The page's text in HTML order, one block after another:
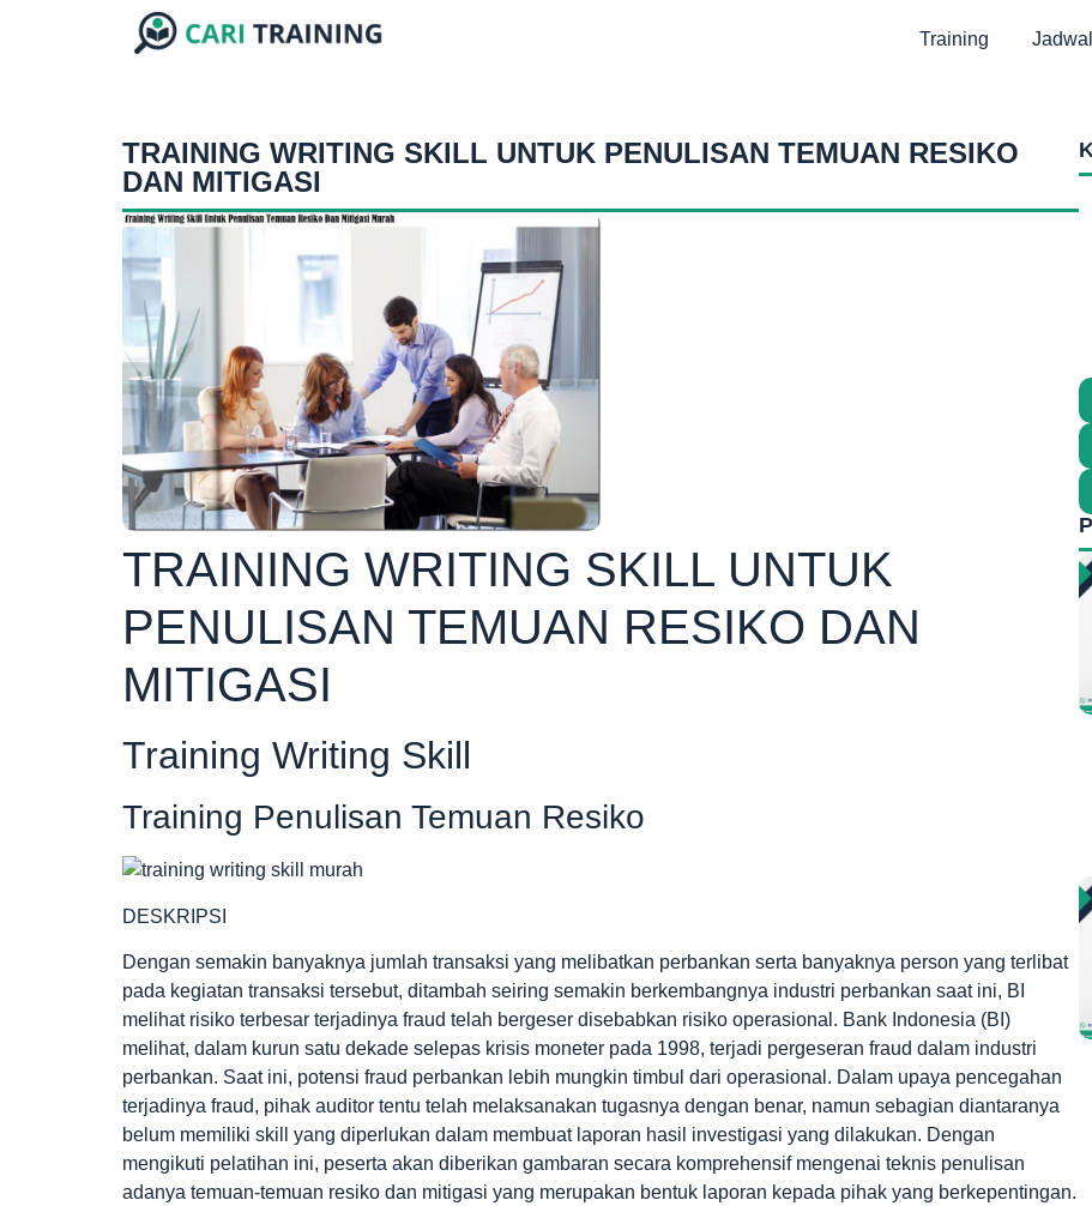
Training Jadwal
TRAINING WRITING SKILL UNTUK PENULISAN TEMUAN RESIKO
DAN MITIGASI
TRAINING WRITING SKILL UNTUK
PENULISAN TEMUAN RESIKO DAN
MITIGASI
Training Writing Skill
Training Penulisan Temuan Resiko
DESKRIPSI
Dengan semakin banyaknya jumlah transaksi yang melibatkan perbankan serta banyaknya person yang terlibat
pada kegiatan transaksi tersebut, ditambah seiring semakin berkembangnya industri perbankan saat ini, BI
melihat risiko terbesar terjadinya fraud telah bergeser disebabkan risiko operasional. Bank Indonesia (BI)
melihat, dalam kurun satu dekade selepas krisis moneter pada 1998, terjadi pergeseran fraud dalam industri
perbankan. Saat ini, potensi fraud perbankan lebih mungkin timbul dari operasional. Dalam upaya pencegahan
terjadinya fraud, pihak auditor tentu telah melaksanakan tugasnya dengan benar, namun sebagian diantaranya
belum memiliki skill yang diperlukan dalam membuat laporan hasil investigasi yang dilakukan. Dengan
mengikuti pelatihan ini, peserta akan diberikan gambaran secara komprehensif mengenai teknis penulisan
adanya temuan-temuan resiko dan mitigasi yang merupakan bentuk laporan kepada pihak yang berkepentingan.